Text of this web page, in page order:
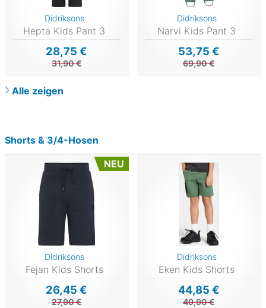
Didriksons
Hepta Kids Pant 3
28,75 €
31,90 €
Didriksons
Narvi Kids Pant 3
53,75 €
69,90 €
Alle zeigen
Shorts & 3/4-Hosen
NEU
Didriksons
Fejan Kids Shorts
26,45 €
27,90 €
Didriksons
Eken Kids Shorts
44,85 €
49,90 €